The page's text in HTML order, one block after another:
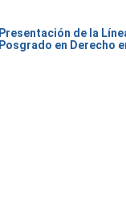
Presentación de la
Posgrado en Derecho